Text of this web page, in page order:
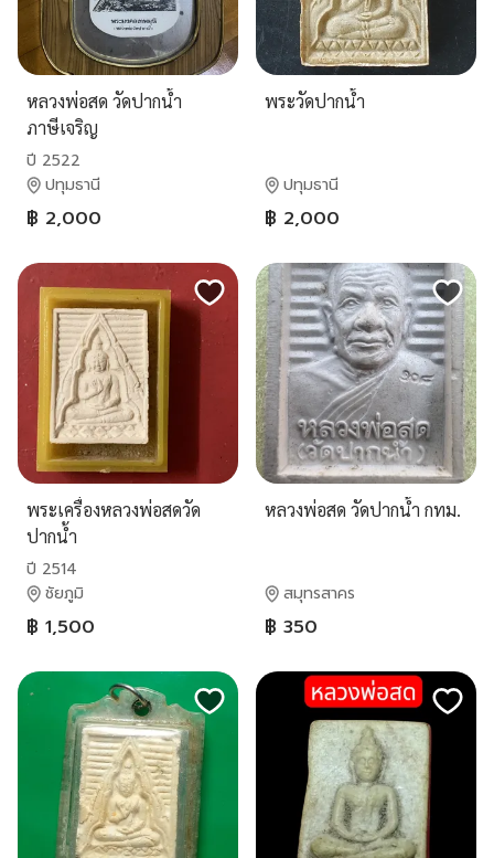
หลวงพ่อสด วัดปากน้ำ
ภาษีเจริญ
ปี 2522
ปทุมธานี
฿ 2,000
พระวัดปากน้ำ
ปทุมธานี
฿ 2,000
พระเครื่องหลวงพ่อสดวัด
ปากน้ำ
ปี 2514
ชัยภูมิ
฿ 1,500
หลวงพ่อสด วัดปากน้ำ กทม.
สมุทรสาคร
฿ 350